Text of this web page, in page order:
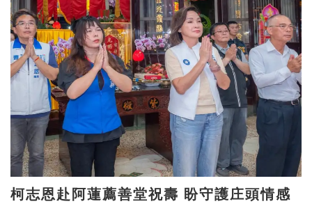
柯志恩赴阿蓮薦善堂祝壽 盼守護庄頭情感